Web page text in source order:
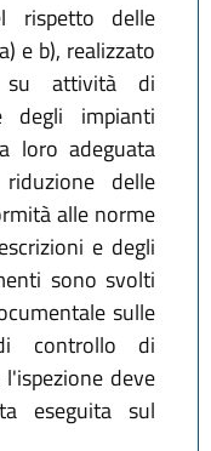
rispetto delle
e b), realizzato
su attività di
degli impianti
loro adeguata
delle
alle norme
e degli
sono svolti
sulle
controllo di
deve
eseguita sul